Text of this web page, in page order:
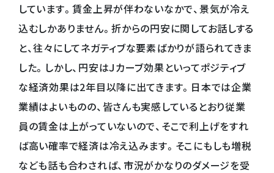
しています。賃金上昇が伴わないなかで、景気が冷え
込むしかありません。折からの円安に関してお話しする
と、往々にしてネガティブな要素ばかりが語られてきま
した。しかし、円安はＪカーブ効果といってポジティブ
な経済効果は2年目以降に出てきます。日本では企業
業績はよいものの、皆さんも実感しているとおり従業
員の賃金は上がっていないので、そこで利上げをすれ
ば高い確率で経済は冷え込みます。そこにもしも増税
なども話も合わされば、市況がかなりのダメージを受